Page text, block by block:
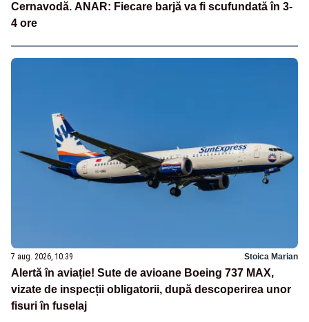
Cernavodă. ANAR: Fiecare barjă va fi scufundată în 3-
4 ore
7 aug. 2026, 10:39 Stoica Marian
Alertă în aviație! Sute de avioane Boeing 737 MAX,
vizate de inspecții obligatorii, după descoperirea unor
fisuri în fuselaj